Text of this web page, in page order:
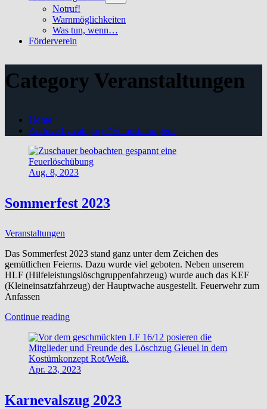
sub
menu
Notruf!
Warnmöglichkeiten
Was tun, wenn…
Förderverein
Category Veranstaltungen
Home
Archive by category "Veranstaltungen"
Aug. 8, 2023
Sommerfest 2023
Veranstaltungen
Das Sommerfest 2023 stand ganz unter dem Zeichen des
gemütlichen Feierns. Dazu wurde viel geboten. Neben unserem
HLF (Hilfeleistungslöschgruppenfahrzeug) wurde auch das KEF
(Kleineinsatzfahrzeug) der Hauptwache ausgestellt. Feuerwehr zum
Anfassen
Continue readingSommerfest
Apr. 23, 2023
Karnevalszug 2023